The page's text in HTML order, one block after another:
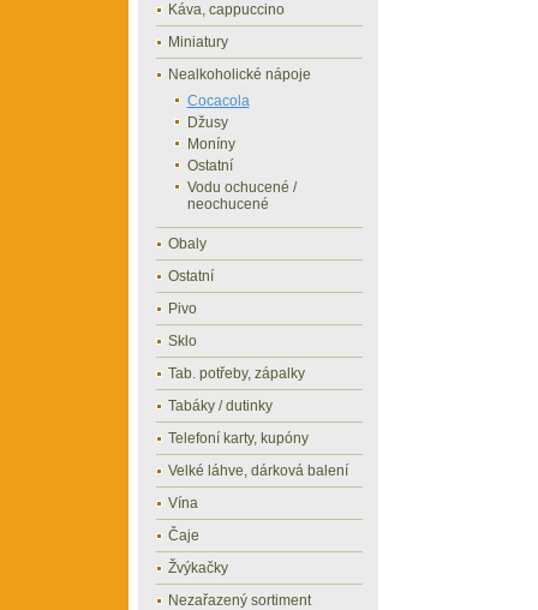
Káva, cappuccino
Miniatury
Nealkoholické nápoje
Cocacola
Džusy
Moníny
Ostatní
Vodu ochucené /
neochucené
Obaly
Ostatní
Pivo
Sklo
Tab. potřeby, zápalky
Tabáky / dutinky
Telefoní karty, kupóny
Velké láhve, dárková balení
Vína
Čaje
Žvýkačky
Nezařazený sortiment